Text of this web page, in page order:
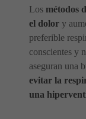
Los métodos
el dolor y
preferible
conscientes y
aseguran una
evitar la
una